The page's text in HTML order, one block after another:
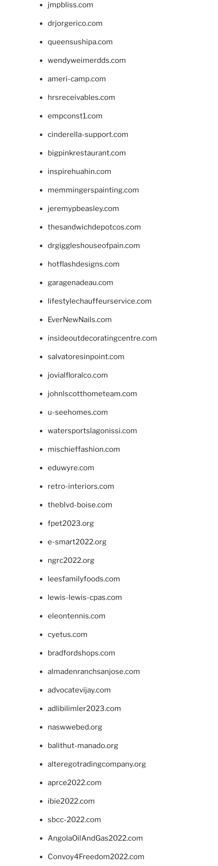
jmpbliss.com
drjorgerico.com
queensushipa.com
wendyweimerdds.com
ameri-camp.com
hrsreceivables.com
empconst1.com
cinderella-support.com
bigpinkrestaurant.com
inspirehuahin.com
memmingerspainting.com
jeremypbeasley.com
thesandwichdepotcos.com
drgiggleshouseofpain.com
hotflashdesigns.com
garagenadeau.com
lifestylechauffeurservice.com
EverNewNails.com
insideoutdecoratingcentre.com
salvatoresinpoint.com
jovialfloralco.com
johnlscotthometeam.com
u-seehomes.com
watersportslagonissi.com
mischieffashion.com
eduwyre.com
retro-interiors.com
theblvd-boise.com
fpet2023.org
e-smart2022.org
ngrc2022.org
leesfamilyfoods.com
lewis-lewis-cpas.com
eleontennis.com
cyetus.com
bradfordshops.com
almadenranchsanjose.com
advocatevijay.com
adlibilimler2023.com
naswwebed.org
balithut-manado.org
alteregotradingcompany.org
aprce2022.com
ibie2022.com
sbcc-2022.com
AngolaOilAndGas2022.com
Convoy4Freedom2022.com